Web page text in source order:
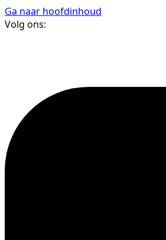
Ga naar hoofdinhoud
Volg ons: